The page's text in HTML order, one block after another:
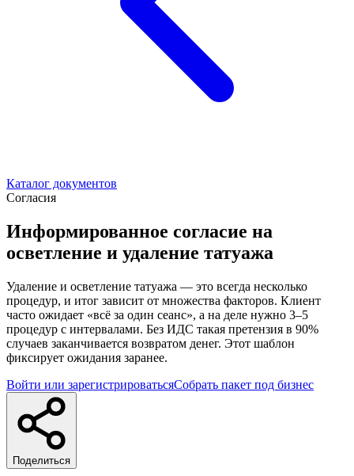
Каталог документов
Согласия
Информированное согласие на
осветление и удаление татуажа
Удаление и осветление татуажа — это всегда несколько
процедур, и итог зависит от множества факторов. Клиент
часто ожидает «всё за один сеанс», а на деле нужно 3–5
процедур с интервалами. Без ИДС такая претензия в 90%
случаев заканчивается возвратом денег. Этот шаблон
фиксирует ожидания заранее.
Войти или зарегистрироватьсяСобрать пакет под бизнес
Поделиться